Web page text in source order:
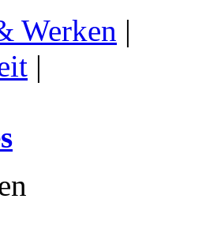
Werken |
|